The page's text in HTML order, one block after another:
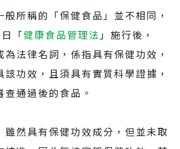
般所稱的「保健食品」並不相同，
「健康食品管理法」施行後，
為法律名詞，係指具有保健功效，
功效，且須具有實質科學證據，
通過後的食品。
雖然具有保健功效成分，但並未取